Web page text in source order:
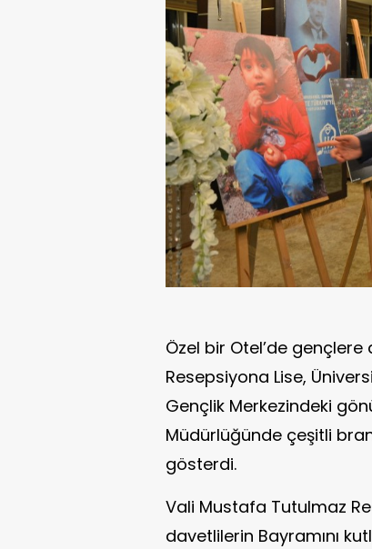
Özel bir Otel’de gençlere
Resepsiyona Lise,
Gençlik Merkezindeki
Müdürlüğünde çeşitli
gösterdi.
Vali Mustafa Tutulmaz
davetlilerin Bayramını